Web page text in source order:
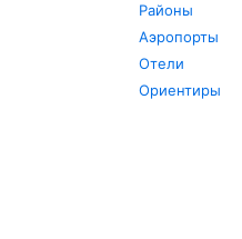
Районы
Аэропорты
Отели
Ориентиры